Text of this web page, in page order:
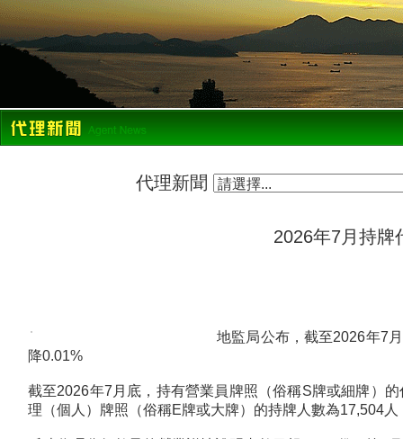
代理新聞
2026年7月持牌
地監局公布，截至2026年7
降0.01%
截至2026年7月底，持有營業員牌照（俗稱S牌或細牌）
理（個人）牌照（俗稱E牌或大牌）的持牌人數為17,504